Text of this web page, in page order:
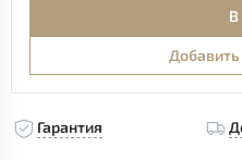
В
Добавить
Гарантия